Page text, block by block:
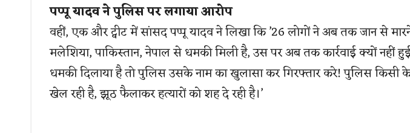
पप्पू यादव ने पुलिस पर लगाया आरोप
वहीं, एक और ट्वीट में सांसद पप्पू यादव ने लिखा कि ’26 लोगों ने अब तक जान से
मलेशिया, पाकिस्तान, नेपाल से धमकी मिली है, उस पर अब तक कार्रवाई क्यों नहीं
धमकी दिलाया है तो पुलिस उसके नाम का खुलासा कर गिरफ्तार करे! पुलिस किसी के
खेल रही है, झूठ फैलाकर हत्यारों को शह दे रही है।’